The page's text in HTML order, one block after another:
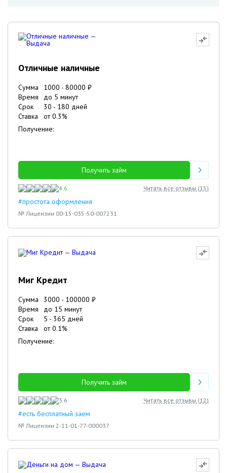
Отличные наличные
Сумма 1000 - 80000 ₽
Время
до 5 минут
Срок
30 - 180 дней
Ставка
от0.3%
Получение:
Получить займ
4.6 Читать все отзывы (15)
#простота оформления
№ Лицензии 00-15-035-50-007231
Миг Кредит
Сумма 3000 - 100000 ₽
Время
до 15 минут
Срок
5 - 365 дней
Ставка
от0.1%
Получение:
Получить займ
3.6 Читать все отзывы (12)
#есть бесплатный заем
№ Лицензии 2-11-01-77-000037